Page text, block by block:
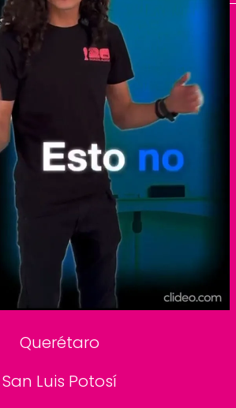
El Universal
Vive USA
De 10 sports
Confabulario
Aviso Oportuno
Consultas
Querétaro
San Luis Potosí